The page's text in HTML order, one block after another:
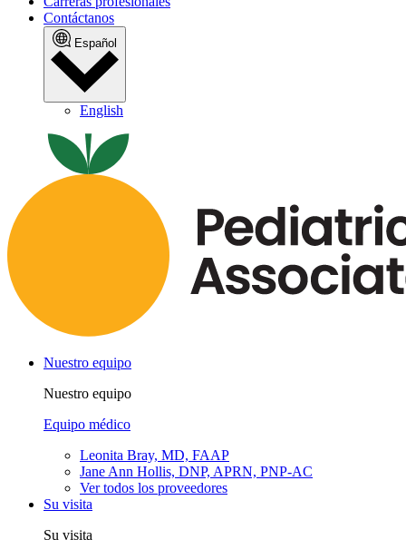
Contáctanos
Español
English
Nuestro equipo
Nuestro equipo
Equipo médico
Leonita Bray, MD, FAAP
Jane Ann Hollis, DNP, APRN, PNP-AC
Ver todos los proveedores
Su visita
Su visita